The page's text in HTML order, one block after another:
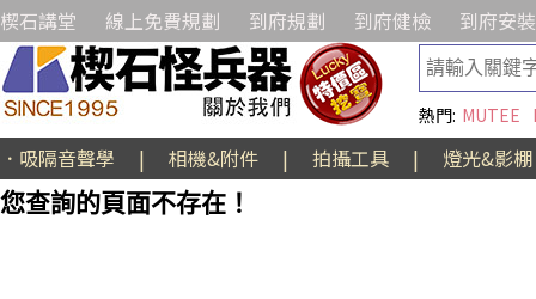
楔石講堂 線上免費規劃 到府規劃 到府健檢 到府安裝
熱門: MUTEE
．吸隔音聲學 | 相機&附件 | 拍攝工具 |
燈光&影棚
您查詢的頁面不存在！